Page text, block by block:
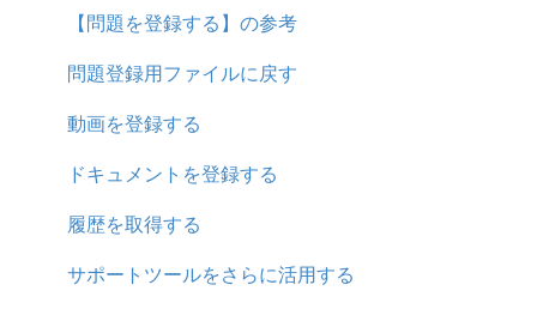
【問題を登録する】の参考
問題登録用ファイルに戻す
動画を登録する
ドキュメントを登録する
履歴を取得する
サポートツールをさらに活用する